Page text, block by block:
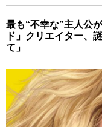
最も“不幸な”主人公
ド」クリエイター、
て」